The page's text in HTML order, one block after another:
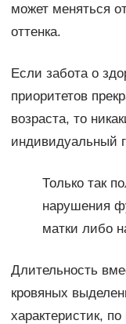
может меняться
оттенка.
Если забота о
приоритетов
возраста, то
индивидуальный
Только так
нарушения
матки либо
Длительность
кровяных
характеристик,